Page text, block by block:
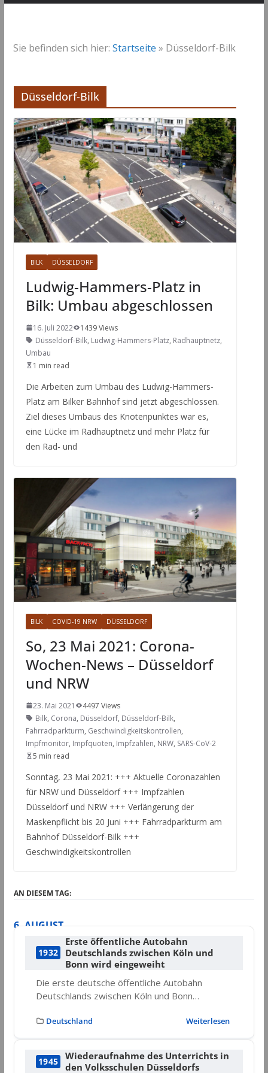
Sie befinden sich hier: Startseite » Düsseldorf-Bilk
Düsseldorf-Bilk
BILK DÜSSELDORF
Ludwig-Hammers-Platz in
Bilk: Umbau abgeschlossen
16. Juli 2022
1439 Views
Düsseldorf-Bilk, Ludwig-Hammers-Platz, Radhauptnetz,
Umbau
1 min read
Die Arbeiten zum Umbau des Ludwig-Hammers-
Platz am Bilker Bahnhof sind jetzt abgeschlossen.
Ziel dieses Umbaus des Knotenpunktes war es,
eine Lücke im Radhauptnetz und mehr Platz für
den Rad- und
BILK COVID-19 NRW DÜSSELDORF
So, 23 Mai 2021: Corona-
Wochen-News – Düsseldorf
und NRW
23. Mai 2021
4497 Views
Bilk, Corona, Düsseldorf, Düsseldorf-Bilk,
Fahrradparkturm, Geschwindigkeitskontrollen,
Impfmonitor, Impfquoten, Impfzahlen, NRW, SARS-CoV-2
5 min read
Sonntag, 23 Mai 2021: +++ Aktuelle Coronazahlen
für NRW und Düsseldorf +++ Impfzahlen
Düsseldorf und NRW +++ Verlängerung der
Maskenpflicht bis 20 Juni +++ Fahrradparkturm am
Bahnhof Düsseldorf-Bilk +++
Geschwindigkeitskontrollen
AN DIESEM TAG:
6. AUGUST
1932
Erste öffentliche Autobahn
Deutschlands zwischen Köln und
Bonn wird eingeweiht
Die erste deutsche öffentliche Autobahn
Deutschlands zwischen Köln und Bonn…
Deutschland Weiterlesen
1945
Wiederaufnahme des Unterrichts in
den Volksschulen Düsseldorfs